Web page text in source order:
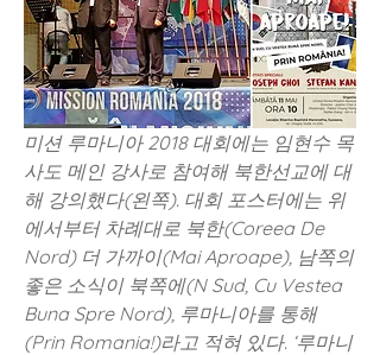
미션 루마니아 2018 대회에는 임현수 목
사도 메인 강사로 참여해 북한선교에 대
해 강의했다(왼쪽). 대회 포스터에는 위
에서부터 차례대로 북한(Coreea De
Nord) 더 가까이(Mai Aproape), 남쪽의
좋은 소식이 북쪽에(N Sud, Cu Vestea
Buna Spre Nord), 루마니아를 통해
(Prin Romania!)라고 적혀 있다. ‘루마니